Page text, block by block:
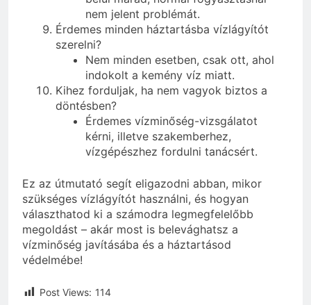
nem jelent problémát.
Érdemes minden háztartásba vízlágyítót
szerelni?
Nem minden esetben, csak ott, ahol
indokolt a kemény víz miatt.
Kihez forduljak, ha nem vagyok biztos a
döntésben?
Érdemes vízminőség-vizsgálatot
kérni, illetve szakemberhez,
vízgépészhez fordulni tanácsért.
Ez az útmutató segít eligazodni abban, mikor
szükséges vízlágyítót használni, és hogyan
választhatod ki a számodra legmegfelelőbb
megoldást – akár most is belevághatsz a
vízminőség javításába és a háztartásod
védelmébe!
Post Views: 114